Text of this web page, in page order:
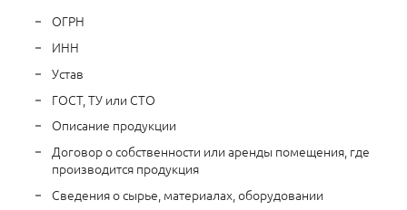
ОГРН
ИНН
Устав
ГОСТ, ТУ или СТО
Описание продукции
Договор о собственности или аренды помещения, где
производится продукция
Сведения о сырье, материалах, оборудовании